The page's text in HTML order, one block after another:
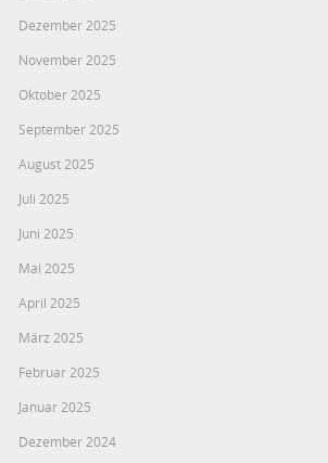
Dezember 2025
November 2025
Oktober 2025
September 2025
August 2025
Juli 2025
Juni 2025
Mai 2025
April 2025
März 2025
Februar 2025
Januar 2025
Dezember 2024